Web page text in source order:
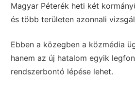
Magyar Péterék heti két
és több területen azonnali
Ebben a közegben a közmédia
hanem az új hatalom egyik
rendszerbontó lépése lehet.